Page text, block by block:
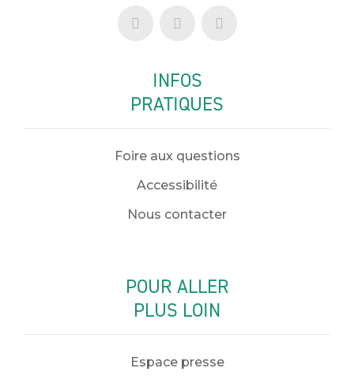
INFOS
PRATIQUES
Foire aux questions
Accessibilité
Nous contacter
POUR ALLER
PLUS LOIN
Espace presse